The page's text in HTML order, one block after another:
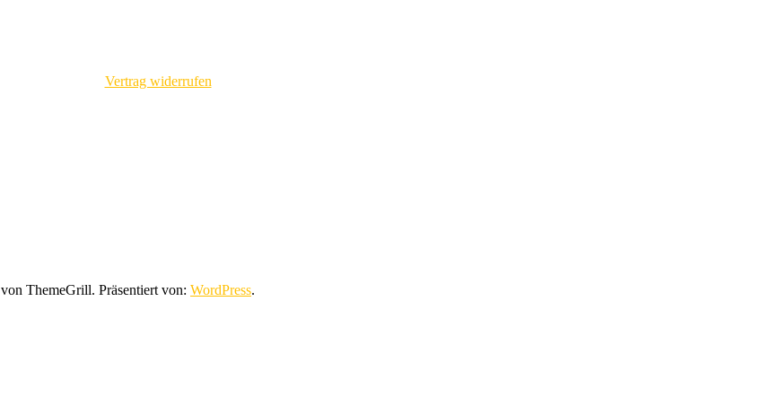
Vertrag widerrufen
von ThemeGrill. Präsentiert von: WordPress.